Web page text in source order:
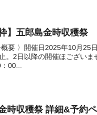
枠】五郎島金時収穫
概要 〉開催日2025年10月
。2日以降の開催ほござ
00...
時収穫祭 詳細&予約